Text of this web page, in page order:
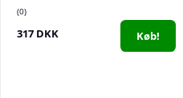
0
317 DKK Køb!